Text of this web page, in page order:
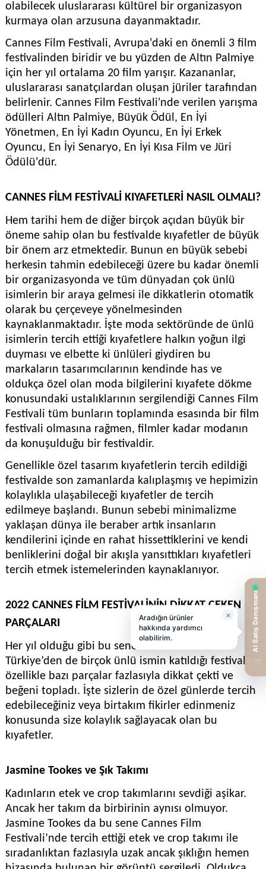
olabilecek uluslararası kültürel bir organizasyon
kurmaya olan arzusuna dayanmaktadır.
Cannes Film Festivali, Avrupa'daki en önemli 3 film
festivalinden biridir ve bu yüzden de Altın Palmiye
için her yıl ortalama 20 film yarışır. Kazananlar,
uluslararası sanatçılardan oluşan jüriler tarafından
belirlenir. Cannes Film Festivali'nde verilen yarışma
ödülleri Altın Palmiye, Büyük Ödül, En İyi
Yönetmen, En İyi Kadın Oyuncu, En İyi Erkek
Oyuncu, En İyi Senaryo, En İyi Kısa Film ve Jüri
Ödülü'dür.
CANNES FİLM FESTİVALİ KIYAFETLERİ NASIL OLMALI?
Hem tarihi hem de diğer birçok açıdan büyük bir
öneme sahip olan bu festivalde kıyafetler de büyük
bir önem arz etmektedir. Bunun en büyük sebebi
herkesin tahmin edebileceği üzere bu kadar önemli
bir organizasyonda ve tüm dünyadan çok ünlü
isimlerin bir araya gelmesi ile dikkatlerin otomatik
olarak bu çerçeveye yönelmesinden
kaynaklanmaktadır. İşte moda sektöründe de ünlü
isimlerin tercih ettiği kıyafetlere halkın yoğun ilgi
duyması ve elbette ki ünlüleri giydiren bu
markaların tasarımcılarının kendinde has ve
oldukça özel olan moda bilgilerini kıyafete dökme
konusundaki ustalıklarının sergilendiği Cannes Film
Festivali tüm bunların toplamında esasında bir film
festivali olmasına rağmen, filmler kadar modanın
da konuşulduğu bir festivaldir.
Genellikle özel tasarım kıyafetlerin tercih edildiği
festivalde son zamanlarda kalıplaşmış ve hepimizin
kolaylıkla ulaşabileceği kıyafetler de tercih
edilmeye başlandı. Bunun sebebi minimalizme
yaklaşan dünya ile beraber artık insanların
kendilerini içinde en rahat hissettiklerini ve kendi
benliklerini doğal bir akışla yansıttıkları kıyafetleri
tercih etmek istemelerinden kaynaklanıyor.
2022 CANNES FİLM FESTİVALİNİN DİKKAT ÇEKEN
PARÇALARI
Her yıl olduğu gibi bu sene de düzenlenen ve
Türkiye’den de birçok ünlü ismin katıldığı festivalde
özellikle bazı parçalar fazlasıyla dikkat çekti ve
beğeni topladı. İşte sizlerin de özel günlerde tercih
edebileceğiniz veya birtakım fikirler edinmeniz
konusunda size kolaylık sağlayacak olan bu
kıyafetler.
Jasmine Tookes ve Şık Takımı
Kadınların etek ve crop takımlarını sevdiği aşikar.
Ancak her takım da birbirinin aynısı olmuyor.
Jasmine Tookes da bu sene Cannes Film
Festivali’nde tercih ettiği etek ve crop takımı ile
sıradanlıktan fazlasıyla uzak ancak şıklığın hemen